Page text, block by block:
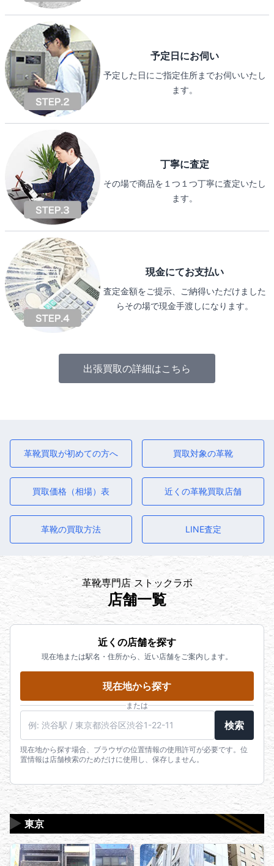
予定日にお伺い
予定した日にご指定住所までお伺いいたし
ます。
丁寧に査定
その場で商品を１つ１つ丁寧に査定いたし
ます。
現金にてお支払い
査定金額をご提示、ご納得いただけました
らその場で現金手渡しになります。
出張買取の詳細はこちら
革靴買取が初めての方へ 買取対象の革靴
買取価格（相場）表 近くの革靴買取店舗
革靴の買取方法 LINE査定
革靴専門店 ストックラボ
店舗一覧
近くの店舗を探す
現在地または駅名・住所から、近い店舗をご案内します。
現在地から探す
または
検索
現在地から探す場合、ブラウザの位置情報の使用許可が必要です。位
置情報は店舗検索のためだけに使用し、保存しません。
東京
▶